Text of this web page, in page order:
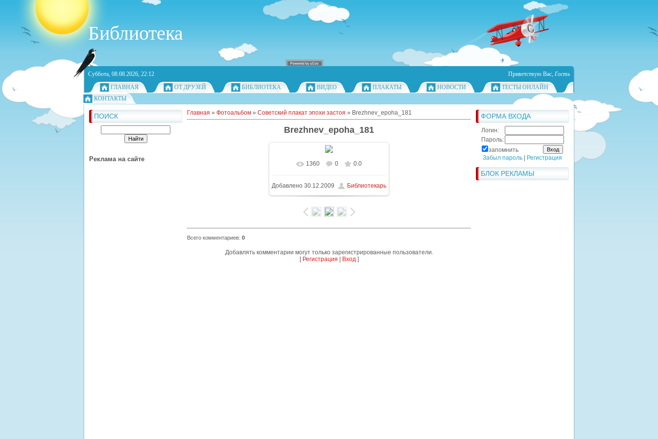
Библиотека
Суббота, 08.08.2026, 22:12 Приветствую Вас, Гость
ГЛАВНАЯ
ОТ ДРУЗЕЙ БИБЛИОТЕКА ВИДЕО ПЛАКАТЫ НОВОСТИ
ТЕСТЫ ОНЛАЙН
КОНТАКТЫ
ПОИСК
Реклама на сайте
ФОРМА ВХОДА
Логин:
Пароль:
запомнить
Забыл пароль
Регистрация
БЛОК РЕКЛАМЫ
Главная » Фотоальбом » Советский плакат эпохи застоя » Brezhnev_epoha_181
Brezhnev_epoha_181
1360 0 0.0
Добавлено 30.12.2009 Библиотекарь
Всего комментариев: 0
Добавлять комментарии могут только зарегистрированные пользователи.
[ Регистрация Вход]